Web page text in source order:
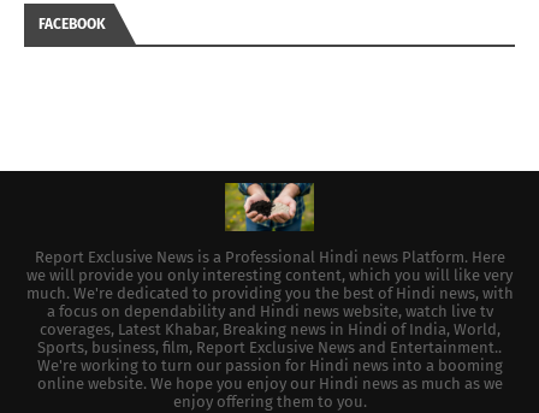
FACEBOOK
Report Exclusive News is a Professional Hindi news Platform. Here
we will provide you only interesting content, which you will like very
much. We're dedicated to providing you the best of Hindi news, with
a focus on dependability and Hindi news website, watch live tv
coverages, Latest Khabar, Breaking news in Hindi of India, World,
Sports, business, film, Report Exclusive News and Entertainment..
We're working to turn our passion for Hindi news into a booming
online website. We hope you enjoy our Hindi news as much as we
enjoy offering them to you.